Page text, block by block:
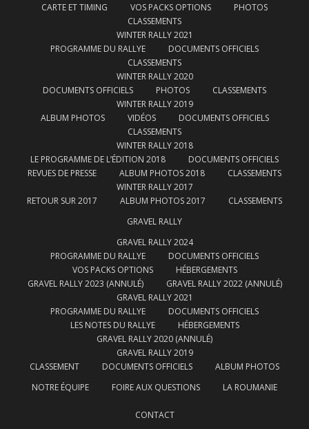
CARTE ET TIMING
VOS PACKS OPTIONS
PHOTOS
CLASSEMENTS
WINTER RALLY 2021
PROGRAMME DU RALLYE
DOCUMENTS OFFICIELS
CLASSEMENTS
WINTER RALLY 2020
DOCUMENTS OFFICIELS
PHOTOS
CLASSEMENTS
WINTER RALLY 2019
ALBUM PHOTOS
VIDÉOS
DOCUMENTS OFFICIELS
CLASSEMENTS
WINTER RALLY 2018
LE PROGRAMME DE L’ÉDITION 2018
DOCUMENTS OFFICIELS
REVUES DE PRESSE
ALBUM PHOTOS 2018
CLASSEMENTS
WINTER RALLY 2017
RETOUR SUR 2017
ALBUM PHOTOS 2017
CLASSEMENTS
GRAVEL RALLY
GRAVEL RALLY 2024
PROGRAMME DU RALLYE
DOCUMENTS OFFICIELS
VOS PACKS OPTIONS
HÉBERGEMENTS
GRAVEL RALLY 2023 (ANNULÉ)
GRAVEL RALLY 2022 (ANNULÉ)
GRAVEL RALLY 2021
PROGRAMME DU RALLYE
DOCUMENTS OFFICIELS
LES NOTES DU RALLYE
HÉBERGEMENTS
GRAVEL RALLY 2020 (ANNULÉ)
GRAVEL RALLY 2019
CLASSEMENT
DOCUMENTS OFFICIELS
ALBUM PHOTOS
NOTRE ÉQUIPE
FOIRE AUX QUESTIONS LA ROUMANIE
CONTACT